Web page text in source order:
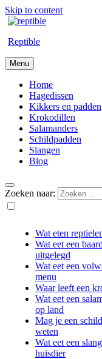
Skip to content
Reptible
Menu
Home
Hagedissen
Kikkers en padden
Krokodillen
Salamanders
Schildpadden
Slangen
Blog
Zoeken naar:
Wat eten
Wat eet een
uitgelegd
Wat eet een
menu
Waar leeft een
Wat eet een
op land
Mag je een
weten
Wat eet een
huisdier